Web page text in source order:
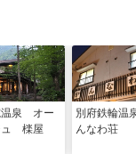
温泉 オー
ュ 檪屋
別府鉄輪
んなわ荘